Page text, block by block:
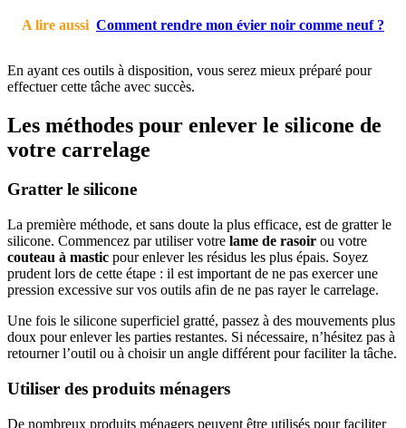
A lire aussi Comment rendre mon évier noir comme neuf ?
En ayant ces outils à disposition, vous serez mieux préparé pour
effectuer cette tâche avec succès.
Les méthodes pour enlever le silicone de
votre carrelage
Gratter le silicone
La première méthode, et sans doute la plus efficace, est de gratter le
silicone. Commencez par utiliser votre lame de rasoir ou votre
couteau à mastic pour enlever les résidus les plus épais. Soyez
prudent lors de cette étape : il est important de ne pas exercer une
pression excessive sur vos outils afin de ne pas rayer le carrelage.
Une fois le silicone superficiel gratté, passez à des mouvements plus
doux pour enlever les parties restantes. Si nécessaire, n’hésitez pas à
retourner l’outil ou à choisir un angle différent pour faciliter la tâche.
Utiliser des produits ménagers
De nombreux produits ménagers peuvent être utilisés pour faciliter